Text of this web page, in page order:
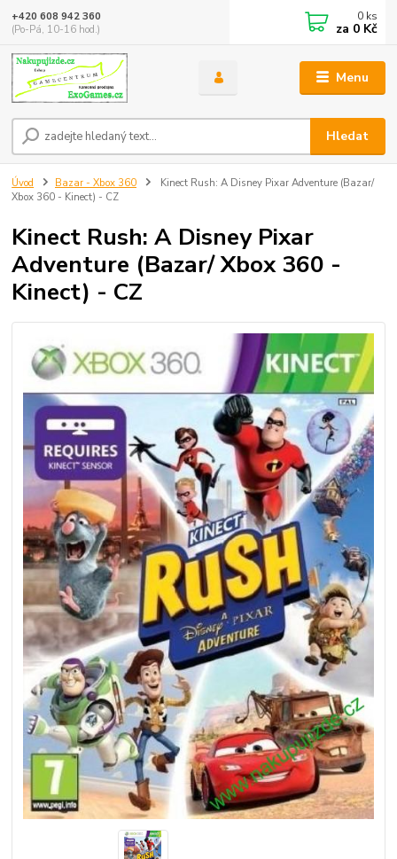
Menu
Hledat
+420 608 942 360
(Po-Pá, 10-16 hod.)
0 ks
za 0 Kč
Úvod Bazar - Xbox 360
Kinect Rush: A Disney Pixar Adventure (Bazar/
Xbox 360 - Kinect) - CZ
Kinect Rush: A Disney Pixar
Adventure (Bazar/ Xbox 360 -
Kinect) - CZ